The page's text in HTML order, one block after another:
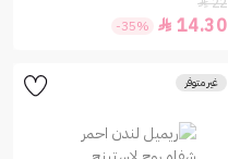
14.30

-35%
غير متوفر